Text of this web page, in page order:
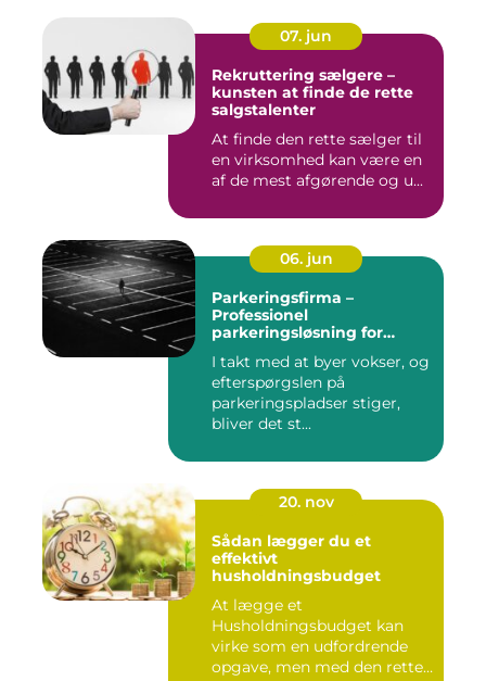
07. jun
Rekruttering sælgere –
kunsten at finde de rette
salgstalenter
At finde den rette sælger til
en virksomhed kan være en
af de mest afgørende og u...
06. jun
Parkeringsfirma –
Professionel
parkeringsløsning for
I takt med at byer vokser, og
efterspørgslen på
parkeringspladser stiger,
bliver det st...
20. nov
Sådan lægger du et
effektivt
husholdningsbudget
At lægge et
Husholdningsbudget kan
virke som en udfordrende
opgave, men med den rette